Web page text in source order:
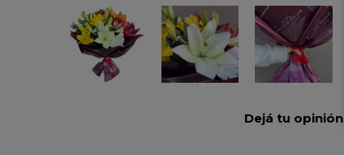
Dejá tu opinión